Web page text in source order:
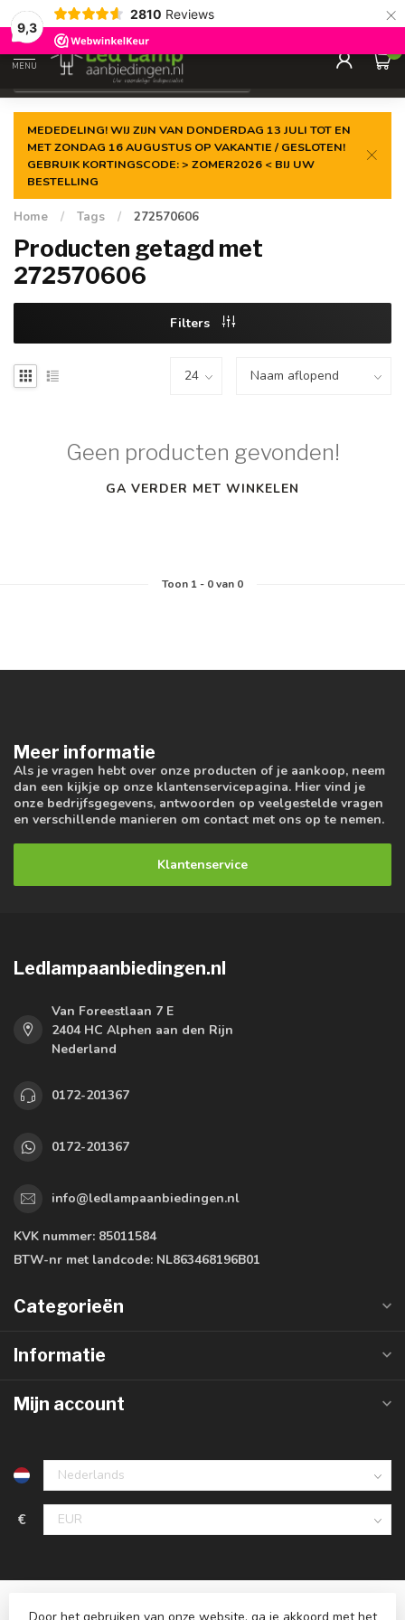
9,3
2810 Reviews ×
Gegarandeerde delaagste prijs
MENU
0
MEDEDELING! WIJ ZIJN VAN DONDERDAG 13 JULI TOT EN
MET ZONDAG 16 AUGUSTUS OP VAKANTIE / GESLOTEN!
GEBRUIK KORTINGSCODE: > ZOMER2026 < BIJ UW
BESTELLING
Home / Tags / 272570606
Producten getagd met
272570606
Filters
Geen producten gevonden!
GA VERDER MET WINKELEN
Toon 1- 0van 0
Meer informatie
Als je vragen hebt over onze producten of je aankoop, neem
dan een kijkje op onze klantenservicepagina. Hier vind je
onze bedrijfsgegevens, antwoorden op veelgestelde vragen
en verschillende manieren om contact met ons op te nemen.
Klantenservice
Ledlampaanbiedingen.nl
Van Foreestlaan 7 E
2404 HC Alphen aan den Rijn
Nederland
0172-201367
0172-201367
info@ledlampaanbiedingen.nl
KVK nummer: 85011584
BTW-nr met landcode: NL863468196B01
Categorieën
Informatie
Mijn account
€